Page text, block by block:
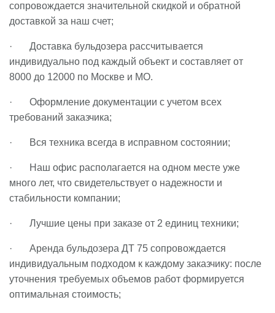
сопровождается значительной скидкой и обратной
доставкой за наш счет;
· Доставка бульдозера рассчитывается
индивидуально под каждый объект и составляет от
8000 до 12000 по Москве и МО.
· Оформление документации с учетом всех
требований заказчика;
· Вся техника всегда в исправном состоянии;
· Наш офис располагается на одном месте уже
много лет, что свидетельствует о надежности и
стабильности компании;
· Лучшие цены при заказе от 2 единиц техники;
· Аренда бульдозера ДТ 75 сопровождается
индивидуальным подходом к каждому заказчику: после
уточнения требуемых объемов работ формируется
оптимальная стоимость;